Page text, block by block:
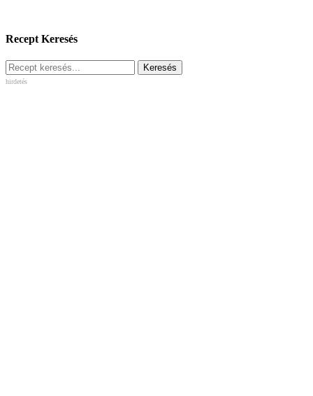
Recept Keresés
hirdetés